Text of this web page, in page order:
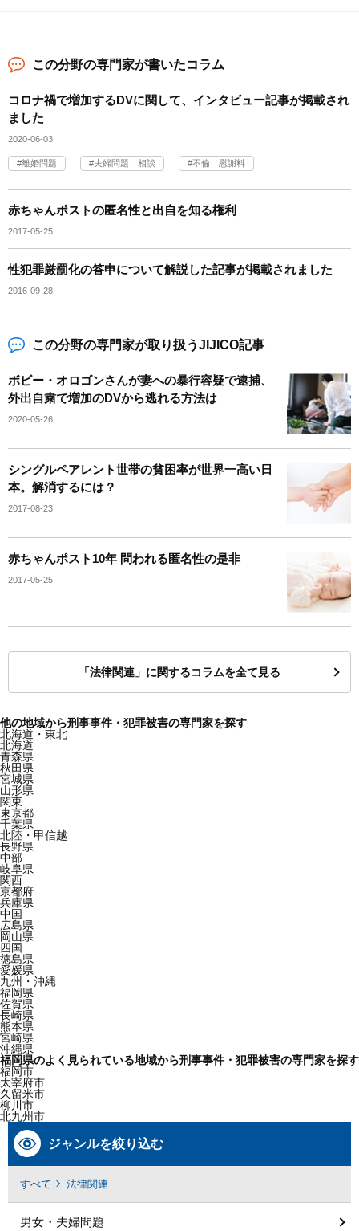
この分野の専門家が書いたコラム
コロナ禍で増加するDVに関して、インタビュー記事が掲載され
ました
2020-06-03
離婚問題 夫婦問題 相談 不倫 慰謝料
赤ちゃんポストの匿名性と出自を知る権利
2017-05-25
性犯罪厳罰化の答申について解説した記事が掲載されました
2016-09-28
この分野の専門家が取り扱うJIJICO記事
ボビー・オロゴンさんが妻への暴行容疑で逮捕、
外出自粛で増加のDVから逃れる方法は
2020-05-26
シングルペアレント世帯の貧困率が世界一高い日
本。解消するには？
2017-08-23
赤ちゃんポスト10年 問われる匿名性の是非
2017-05-25
「法律関連」に関するコラムを全て見る
他の地域から刑事事件・犯罪被害の専門家を探す
北海道・東北
北海道
青森県
秋田県
宮城県
山形県
関東
東京都
千葉県
北陸・甲信越
長野県
中部
岐阜県
関西
京都府
兵庫県
中国
広島県
岡山県
四国
徳島県
愛媛県
九州・沖縄
福岡県
佐賀県
長崎県
熊本県
宮崎県
沖縄県
福岡県のよく見られている地域から刑事事件・犯罪被害の専門家を探す
福岡市
太宰府市
久留米市
柳川市
北九州市
ジャンルを絞り込む
すべて 法律関連
男女・夫婦問題